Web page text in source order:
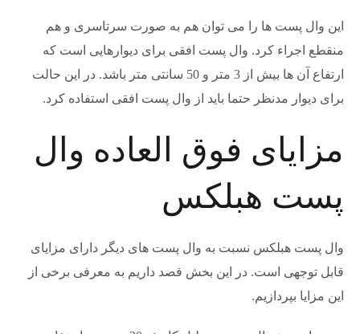
این وال پست ها را می توان هم به صورت سرتاسری و هم
منقطع اجراء کرد. وال پست افقی برای دیوارهایی است که
ارتفاع آن ها بیش از 3 متر و 50 سانتی متر باشد. در این حالت
برای دیوار مدنظر حتما باید از وال پست افقی استفاده کرد.
مزایای فوق العاده وال
پست هبلکس
وال پست هبلکس نسبت به وال پست های دیگر دارای مزایای
قابل توجهی است. در این بخش قصد داریم به معرفی برخی از
این مزایا بپردازیم.